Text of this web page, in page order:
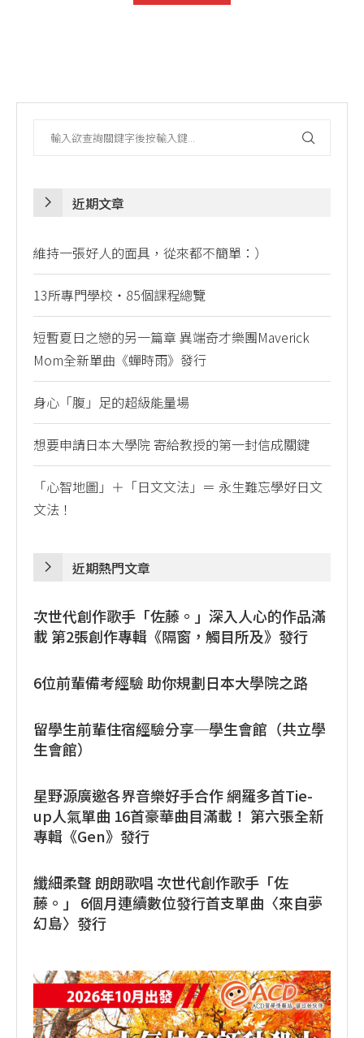
近期文章
維持一張好人的面具，從來都不簡單：）
13所專門學校・85個課程總覽
短暫夏日之戀的另一篇章 異端奇才樂團Maverick
Mom全新單曲《蟬時雨》發行
身心「腹」足的超級能量場
想要申請日本大學院 寄給教授的第一封信成關鍵
「心智地圖」＋「日文文法」＝ 永生難忘學好日文
文法！
近期熱門文章
次世代創作歌手「佐藤。」深入人心的作品滿
載 第2張創作專輯《隔窗，觸目所及》發行
6位前輩備考經驗 助你規劃日本大學院之路
留學生前輩住宿經驗分享─學生會館（共立學
生會館）
星野源廣邀各界音樂好手合作 網羅多首Tie-
up人氣單曲 16首豪華曲目滿載！ 第六張全新
專輯《Gen》發行
纖細柔聲 朗朗歌唱 次世代創作歌手「佐
藤。」 6個月連續數位發行首支單曲〈來自夢
幻島〉發行